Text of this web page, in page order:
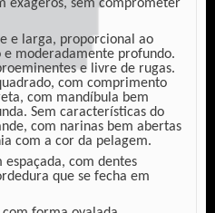
exageros, sem comprometer
e larga, proporcional ao
e moderadamente profundo.
e livre de rugas.
com comprimento
com mandíbula bem
Sem características do
com narinas bem abertas
com a cor da pelagem.
com dentes
que se fecha em